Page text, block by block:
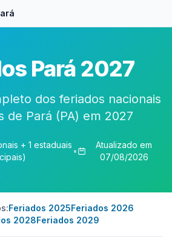
Pará 2027
dos feriados nacionais
de Pará (PA) em 2027
+ 1 estaduais
•
Atualizado em
07/08/2026
Feriados 2025Feriados 2026
2028Feriados 2029